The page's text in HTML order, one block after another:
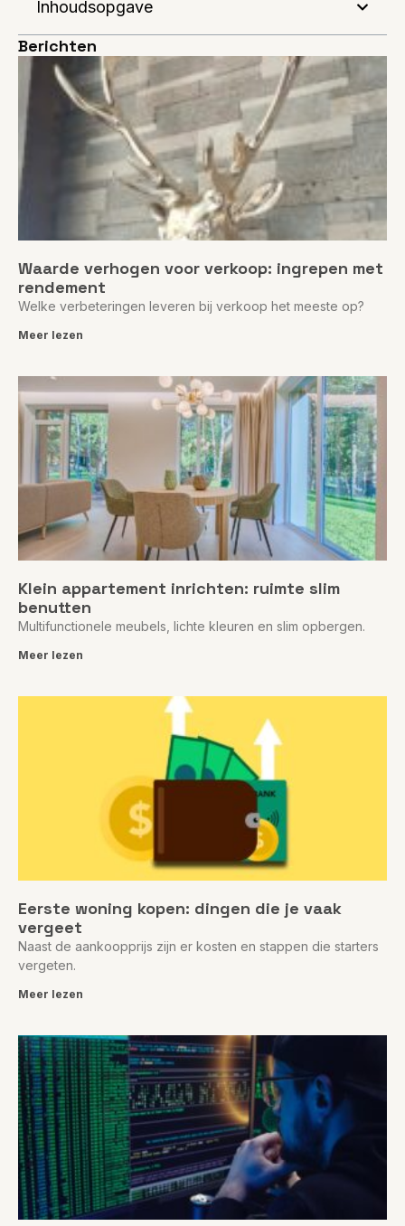
Inhoudsopgave
Berichten
Waarde verhogen voor verkoop: ingrepen met
rendement
Welke verbeteringen leveren bij verkoop het meeste op?
Meer lezen
Klein appartement inrichten: ruimte slim
benutten
Multifunctionele meubels, lichte kleuren en slim opbergen.
Meer lezen
Eerste woning kopen: dingen die je vaak
vergeet
Naast de aankoopprijs zijn er kosten en stappen die starters
vergeten.
Meer lezen